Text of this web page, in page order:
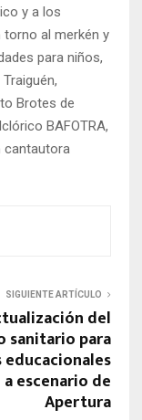
y a los
al merkén y
para niños,
Brotes de
BAFOTRA,
cantautora
SIGUIENTE ARTÍCULO
del
sanitario para
escenario de
Apertura